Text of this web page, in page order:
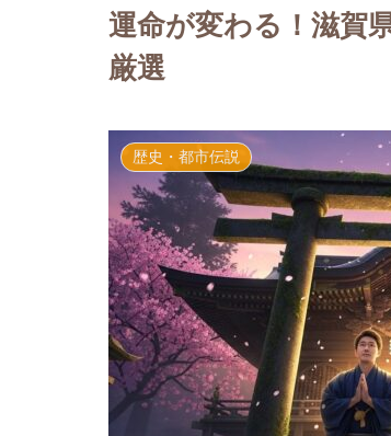
運命が変わる！滋賀
厳選
歴史・都市伝説